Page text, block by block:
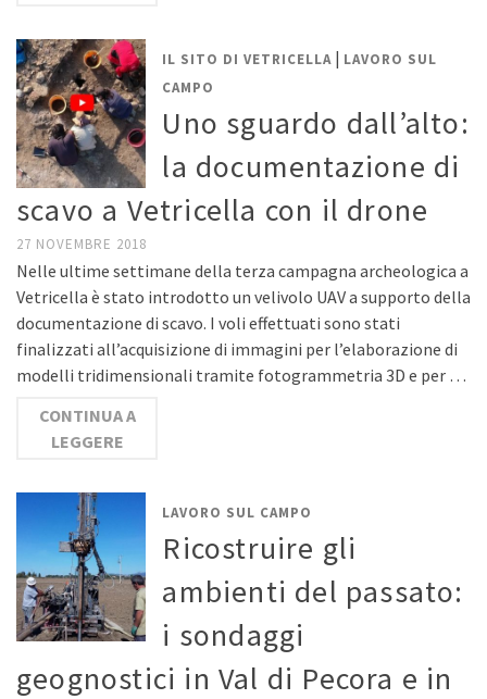
IL SITO DI VETRICELLA | LAVORO SUL
CAMPO
Uno sguardo dall’alto:
la documentazione di
scavo a Vetricella con il drone
27 NOVEMBRE 2018
Nelle ultime settimane della terza campagna archeologica a
Vetricella è stato introdotto un velivolo UAV a supporto della
documentazione di scavo. I voli effettuati sono stati
finalizzati all’acquisizione di immagini per l’elaborazione di
modelli tridimensionali tramite fotogrammetria 3D e per …
CONTINUA A
LEGGERE
LAVORO SUL CAMPO
Ricostruire gli
ambienti del passato:
i sondaggi
geognostici in Val di Pecora e in